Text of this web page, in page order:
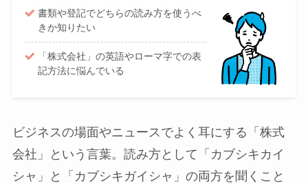
書類や登記でどちらの読み方を使うべ
きか知りたい
「株式会社」の英語やローマ字での表
記方法に悩んでいる
ビジネスの場面やニュースでよく耳にする「株式
会社」という言葉。読み方として「カブシキカイ
シャ」と「カブシキガイシャ」の両方を聞くこと